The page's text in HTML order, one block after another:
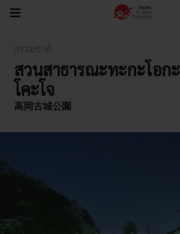
สวนสาธารณะทะกะโอกะ
โคะโจ
高岡古城公園